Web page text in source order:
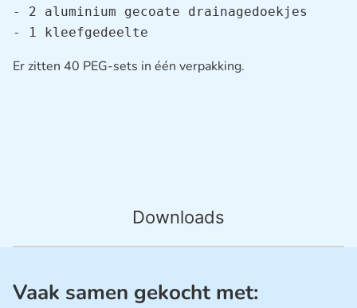
Downloads
- 2 aluminium gecoate drainagedoekjes
- 1 kleefgedeelte
Er zitten 40 PEG-sets in één verpakking.
Vaak samen gekocht met: